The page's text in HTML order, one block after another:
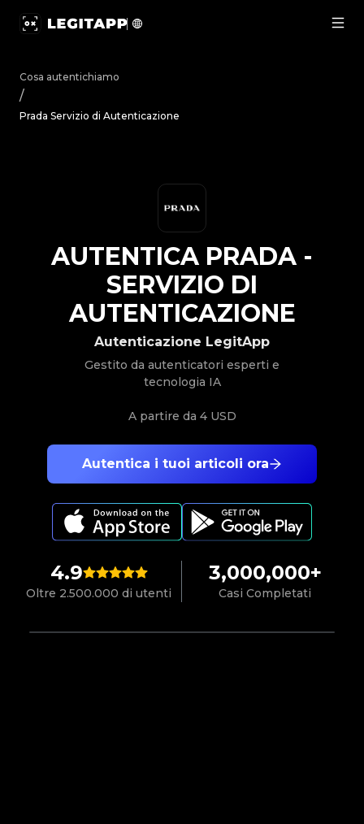
Cosa autentichiamo
/
Prada Servizio di Autenticazione
4.9
Oltre 2.500.000 di utenti
3,000,000+
Casi Completati
Autentica i tuoi articoli ora
Autenticazione LegitApp
Gestito da autenticatori esperti e
tecnologia IA
A partire da 4 USD
AUTENTICA PRADA -
SERVIZIO DI
AUTENTICAZIONE